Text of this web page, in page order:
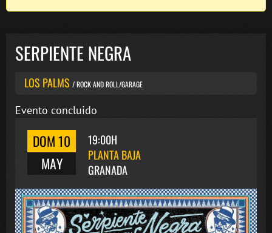
SERPIENTE NEGRA
LOS PALMS / ROCK AND ROLL/GARAGE
Evento concluido
DOM 10
MAY
19:00H
PLANTA BAJA
GRANADA